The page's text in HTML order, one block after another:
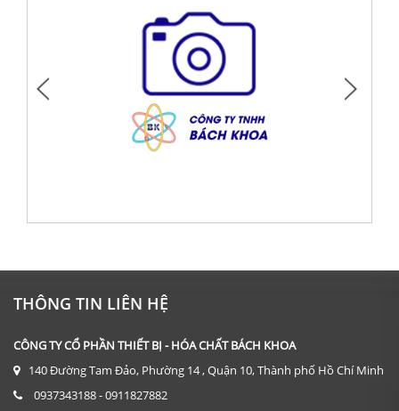
Giá: Liên hệ
THÔNG TIN LIÊN HỆ
CÔNG TY CỔ PHẦN THIẾT BỊ - HÓA CHẤT BÁCH KHOA
140 Đường Tam Đảo, Phường 14 , Quận 10, Thành phố Hồ Chí Minh
0937343188 - 0911827882